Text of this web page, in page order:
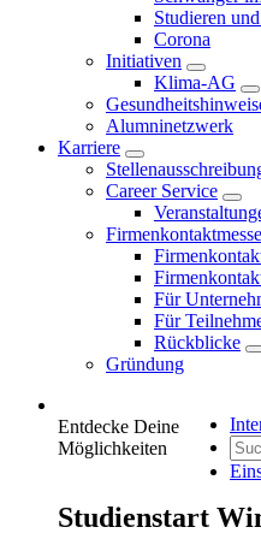
Studieren
Corona
Initiativen
Klima-AG
Alumninetzwerk
Karriere
Career Service
Für
Für
Rückblicke
Gründung
Entdecke Deine
Möglichkeiten
Studienstart